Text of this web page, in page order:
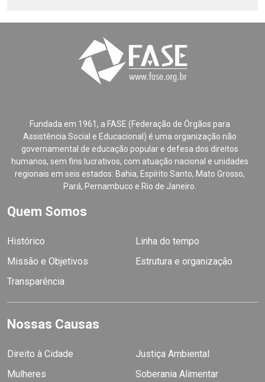
Fundada em 1961, a FASE (Federação de Órgãos para
Assistência Social e Educacional) é uma organização não
governamental de educação popular e defesa dos direitos
humanos, sem fins lucrativos, com atuação nacional e unidades
regionais em seis estados: Bahia, Espírito Santo, Mato Grosso,
Pará, Pernambuco e Rio de Janeiro.
Quem Somos
Histórico
Linha do tempo
Missão e Objetivos
Estrutura e organização
Transparência
Nossas Causas
Direito à Cidade
Justiça Ambiental
Mulheres
Soberania Alimentar